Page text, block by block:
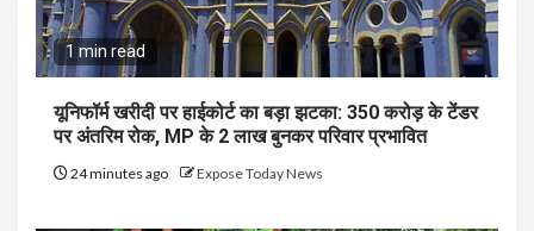
1 min read
यूनिफॉर्म खरीदी पर हाईकोर्ट का बड़ा झटका: 350 करोड़ के टेंडर
पर अंतरिम रोक, MP के 2 लाख बुनकर परिवार प्रभावित
24 minutes ago Expose Today News